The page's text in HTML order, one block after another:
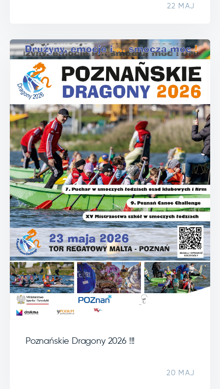
22 MAJ
Poznańskie Dragony 2026 !!!
20 MAJ